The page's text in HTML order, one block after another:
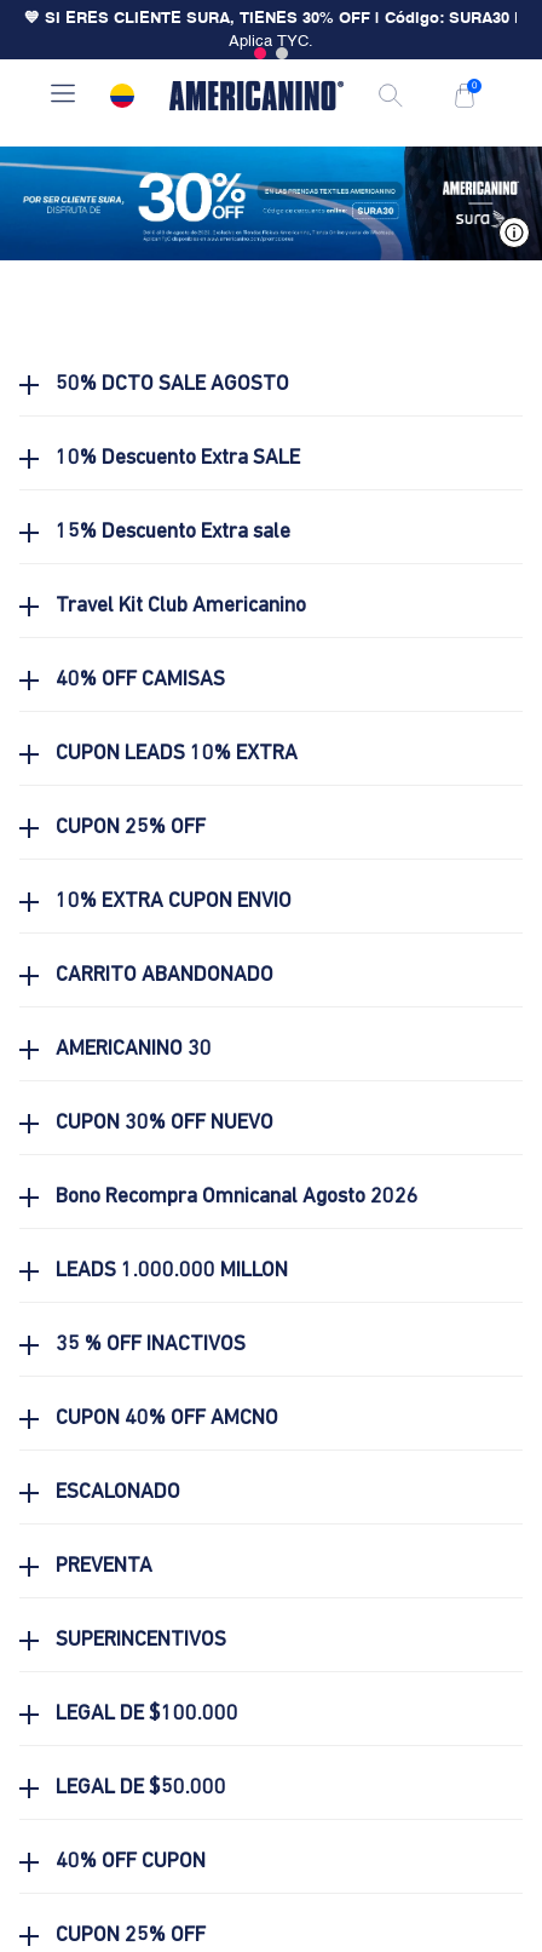
💙 SI ERES CLIENTE SURA, TIENES 30% OFF | Código: SURA30
Aplica TYC.
0
50% DCTO SALE AGOSTO
10% Descuento Extra SALE
15% Descuento Extra sale
Travel Kit Club Americanino
40% OFF CAMISAS
CUPON LEADS 10% EXTRA
CUPON 25% OFF
10% EXTRA CUPON ENVIO
CARRITO ABANDONADO
AMERICANINO 30
CUPON 30% OFF NUEVO
Bono Recompra Omnicanal Agosto 2026
LEADS 1.000.000 MILLON
35 % OFF INACTIVOS
CUPON 40% OFF AMCNO
ESCALONADO
PREVENTA
SUPERINCENTIVOS
LEGAL DE $100.000
LEGAL DE $50.000
40% OFF CUPON
CUPON 25% OFF